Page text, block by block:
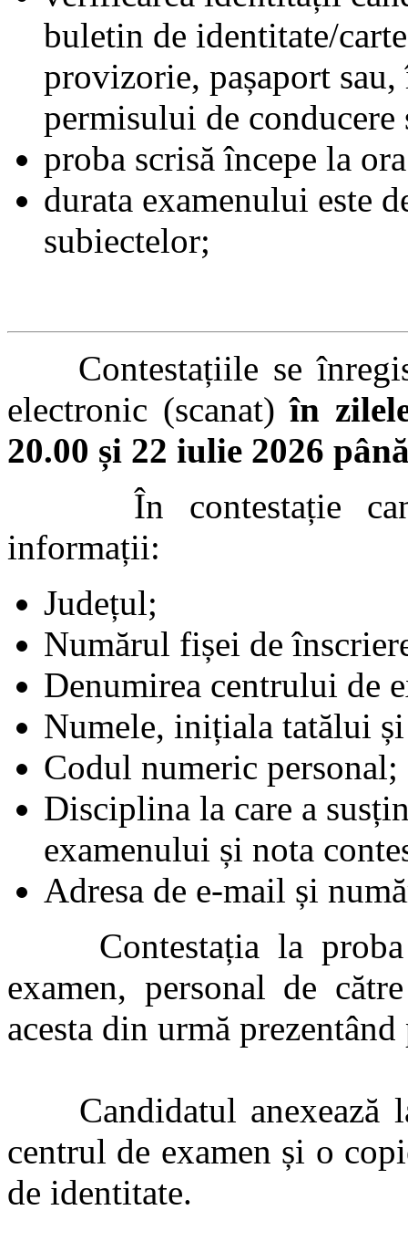
buletin de identitate/
provizorie, pașaport
permisului de
proba scrisă începe la
durata examenului este
subiectelor;
Contestațiile se
electronic (scanat)în
20.00 și 22 iulie 2026
În contestație
informații:
Județul;
Numărul fișei de
Denumirea centrului de
Numele, inițiala tatălui
Codul numeric personal;
Disciplina la care a
examenului și nota
Adresa de e-mail și
Contestația la proba
examen, personal de
acesta din urmă
Candidatul anexează la
centrul de examen și o
de identitate.